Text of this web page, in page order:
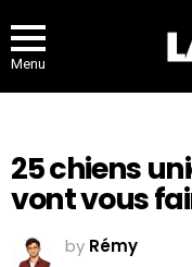
Menu
25 chiens
vont vous
by Rémy